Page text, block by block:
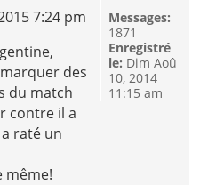
7:24 pm
des
du match
contre il a
raté un
même!
Messages:
1871
Enregistré
le: Dim Aoû
10, 2014
11:15 am